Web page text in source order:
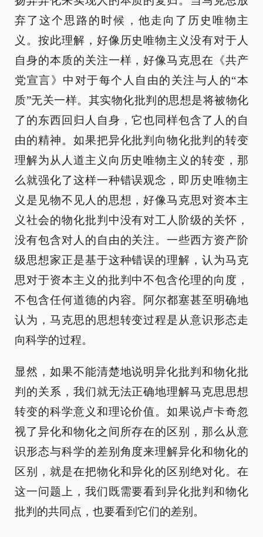
弃了这个思路的时候，他走向了历史唯物主
义。按此理解，好像历史唯物主义没有对于人
自身的本质的关注一样，好像马克思在《共产
党宣言》中对于每个人自由的关注与人的“本
质”无关一样。其实物化批判的思想是将被物化
了的东西回归人自身，它也同样包含了人的自
由的精神。如果把异化批判向物化批判的转变
理解为从人道主义向历史唯物主义的转变，那
么就强化了这样一种错误观念，即历史唯物主
义是见物不见人的思想，好像马克思对资本主
义社会的物化批判中没有对工人阶级的关怀，
没有包含对人的自由的关注。一些西方资产阶
级思想家正是基于这种错误的理解，认为马克
思对于资本主义的批判中不包含伦理的向度，
不包含任何道德的内容。阿尔都塞甚至明确地
认为，马克思的思想转变过程是从意识形态走
向科学的过程。
显然，如果不能清楚地说明异化批判和物化批
判的关系，我们就无法正确地理解马克思思想
转变的科学意义和理论价值。如果说卢卡奇忽
视了异化和物化之间所存在的区别，那么从意
识形态与科学的差别角度来理解异化和物化的
区别，就是在把物化和异化的区别绝对化。在
这一问题上，我们既需要看到异化批判和物化
批判的共同点，也要看到它们的差别。